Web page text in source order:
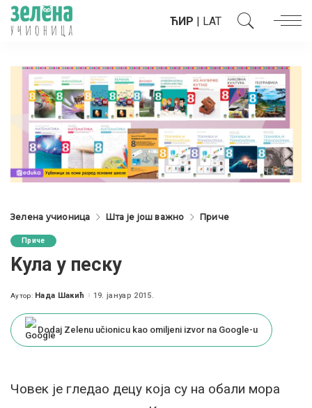
ЋИР | LAT
Зелена учионица Шта је још важно Приче
Приче
Kула у песку
Posted
Аутор: Нада Шакић 19. јануар 2015.
Dodaj Zelenu učionicu kao omiljeni izvor na Google-u
Човек је гледао децу која су на обали мора